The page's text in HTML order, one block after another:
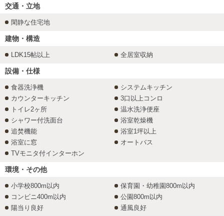
交通・立地
閑静な住宅地
建物・構造
LDK15帖以上 全居室収納
設備・仕様
食器洗浄機
システムキッチン
カウンターキッチン
3口以上コンロ
トイレ2ヶ所
温水洗浄便座
シャワー付洗面台
浴室乾燥機
追焚機能
浴室1坪以上
浴室に窓
オートバス
TVモニタ付インターホン
環境・その他
小学校800m以内
保育園・幼稚園800m以内
コンビニ400m以内
公園800m以内
陽当り良好
通風良好